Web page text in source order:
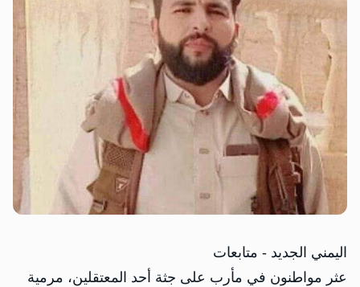
اليمني الجديد - متابعات
عثر مواطنون في مأرب على جثة أحد المعتقلين، مرمية